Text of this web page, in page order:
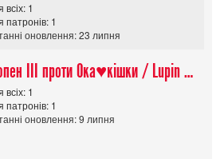
всіх: 1
патронів: 1
оновлення: 23 липня
Люпен ІІІ проти Ока♥кішки / Lupin III vs Cats Eye Movie
всіх: 1
патронів: 1
оновлення: 9 липня